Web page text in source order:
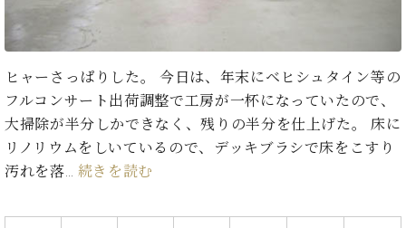
タ
ン
レ
ジ
デ
ン
ス
C.
色
と
タ
ッ
チ
イ
ン
密
ス
ト
ー
音
楽
家
ニ
知
ら
(入
荷
情
報
等)
た
い！
と
方
は、
お
ン
会
員
ベ
ヒ
ュ
イ
ヒャーさっぱりした。 今日は、年末にベヒシュタイン等の
フルコンサート出荷調整で工房が一杯になっていたので、
大掃除が半分しかできなく、残りの半分を仕上げた。 床に
リノリウムをしいているので、デッキブラシで床をこすり
汚れを落… 続きを読む